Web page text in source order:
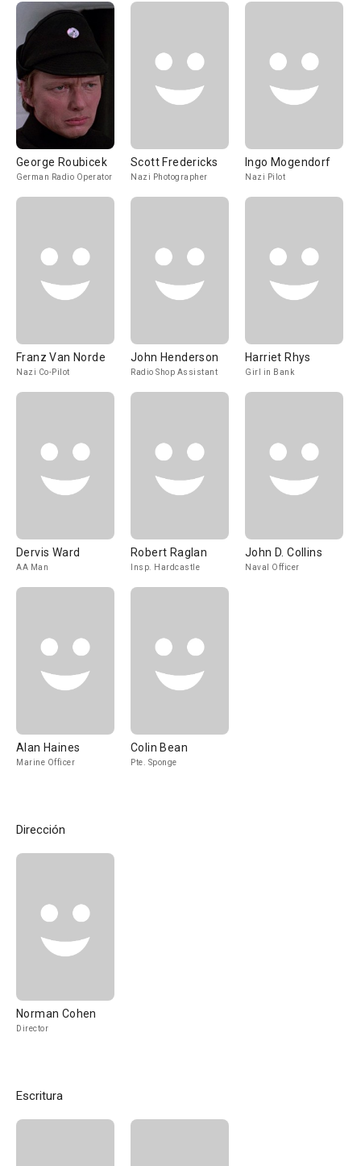
George Roubicek
German Radio Operator
Scott Fredericks
Nazi Photographer
Ingo Mogendorf
Nazi Pilot
Franz Van Norde
Nazi Co-Pilot
John Henderson
Radio Shop Assistant
Harriet Rhys
Girl in Bank
Dervis Ward
AA Man
Robert Raglan
Insp. Hardcastle
John D. Collins
Naval Officer
Alan Haines
Marine Officer
Colin Bean
Pte. Sponge
Dirección
Norman Cohen
Director
Escritura